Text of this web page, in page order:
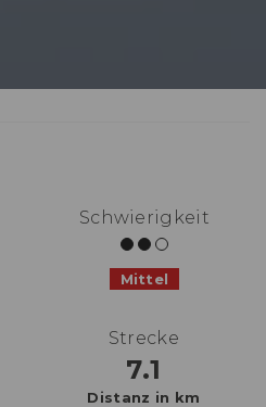
Schwierigkeit
Mittel
Strecke
7.1
Distanz in km